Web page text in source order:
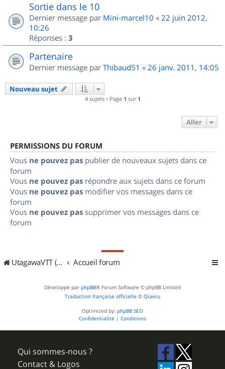
Sortie dans le 10
Dernier message par Mini-marcel10 « 22 juin 2012,
10:26
Réponses : 3
Partenaire
Dernier message par Thibaud51 « 26 janv. 2011, 14:05
Nouveau sujet
4 sujets • Page 1 sur 1
Aller
PERMISSIONS DU FORUM
Vous ne pouvez pas publier de nouveaux sujets dans ce
forum
Vous ne pouvez pas répondre aux sujets dans ce forum
Vous ne pouvez pas modifier vos messages dans ce
forum
Vous ne pouvez pas supprimer vos messages dans ce
forum
UtagawaVTT (Randos VTT et VTTAE avec traces GPS) Accueil forum
Développé par phpBB® Forum Software © phpBB Limited
Traduction française officielle © Qiaeru
Optimized by: phpBB SEO
Confidentialité | Conditions
Qui sommes-nous ?
Contact & Logos